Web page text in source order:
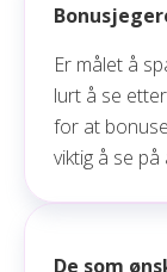
Er målet å
lurt å se
for at
viktig å se
De som